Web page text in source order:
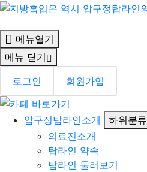
메뉴열기
메뉴 닫기
로그인
회원가입
압구정탑라인소개
하위분류
의료진소개
탑라인 약속
탑라인 둘러보기